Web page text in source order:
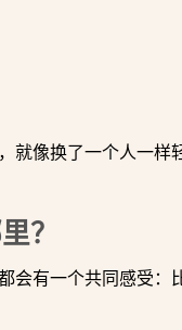
就像换了一个人一样
？
会有一个共同感受：